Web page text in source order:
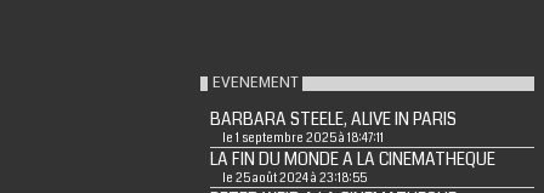
EVENEMENT
BARBARA STEELE, ALIVE IN PARIS
le 1 septembre 2025 à 18:47:11
LA FIN DU MONDE A LA CINEMATHEQUE
le 25 août 2024 à 23:18:55